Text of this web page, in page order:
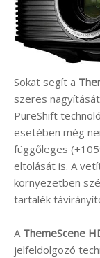
Sokat segít a
szeres
PureShift
esetében még
függőleges
eltolását is. A
környezetben
tartalék
A ThemeScene
jelfeldolgozó